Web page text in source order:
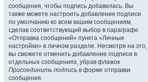
сообщения, чтобы подпись добавилась. Вы
также можете настроить добавление подписи
по умолчанию ко всем вашим сообщениям,
сделав соответствующий выбор в параграфе
«Отправка сообщений» пункта «Личные
настройки» в личном разделе. Несмотря на это,
вы сможете отменить добавление подписи в
отдельных сообщениях, убрав флажок
Присоединить подпись в форме отправки
сообщения.